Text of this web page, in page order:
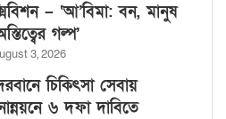
– ‘আ’বিমা: বন, মানুষ
গল্প’
3, 2026
চিকিৎসা সেবায়
৬ দফা দাবিতে